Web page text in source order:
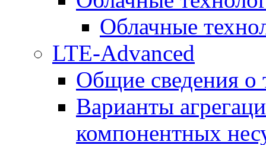
Облачные
LTE-Advanced
Общие сведения о
Варианты
компонентных